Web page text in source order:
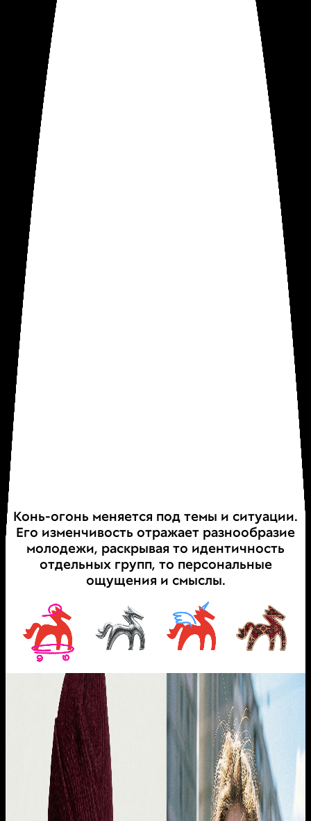
Конь-огонь меняется под темы и ситуации.
Его изменчивость отражает разнообразие
молодежи, раскрывая то идентичность
отдельных групп, то персональные
ощущения и смыслы.